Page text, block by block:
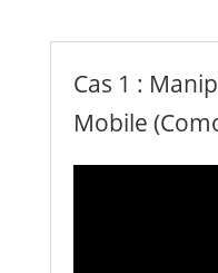
Cas 1 :
Mobile